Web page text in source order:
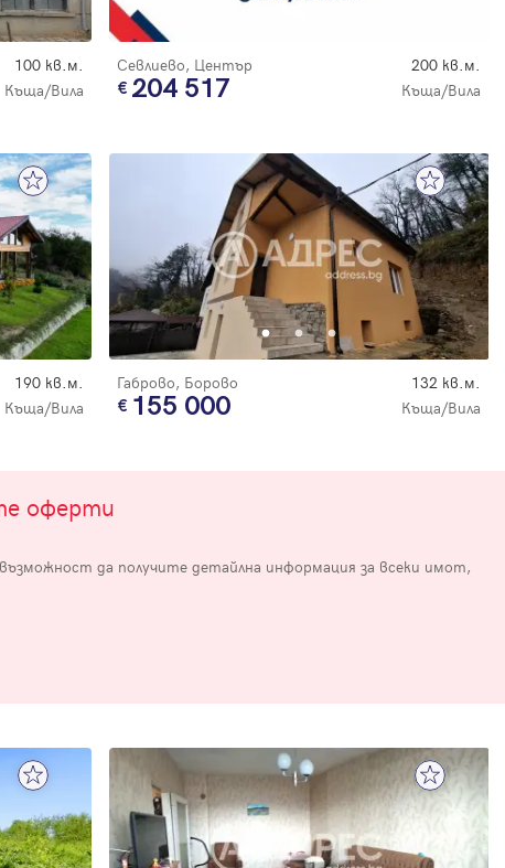
100 кв.м.
Къща/Вила
Севлиево, Център 200 кв.м.
204 517 Къща/Вила
190 кв.м.
Къща/Вила
Габрово, Борово 132 кв.м.
155 000 Къща/Вила
оферти
да получите детайлна информация за всеки имот,